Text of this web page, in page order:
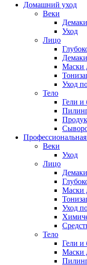
Домашний уход
Веки
Уход
Лицо
Маски
Уход
Тело
Гели и
Веки
Уход
Лицо
Маски
Уход
Тело
Гели и
Маски